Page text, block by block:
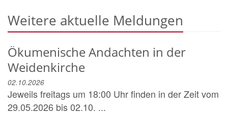
Weitere aktuelle Meldungen
Ökumenische Andachten in der
Weidenkirche
02.10.2026
Jeweils freitags um 18:00 Uhr finden in der Zeit vom
29.05.2026 bis 02.10. ...